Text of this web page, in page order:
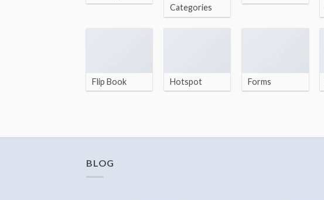
Categories
Flip Book Hotspot Forms
BLOG